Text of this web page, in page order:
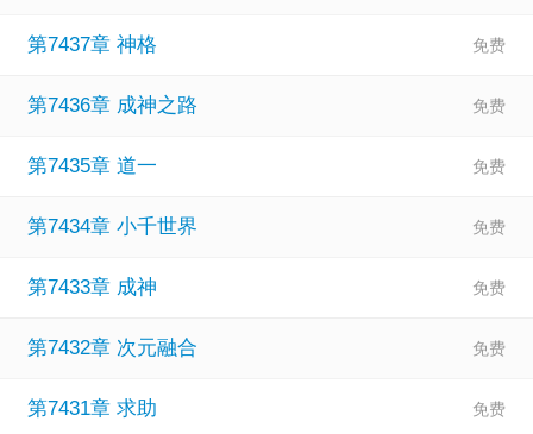
第7437章 神格
第7436章 成神之路
第7435章 道一
第7434章 小千世界
第7433章 成神
第7432章 次元融合
第7431章 求助